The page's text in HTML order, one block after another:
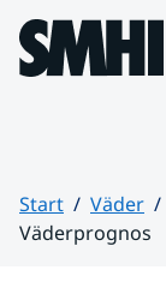
Hoppa till sidans
Start Väder
Väderprognos